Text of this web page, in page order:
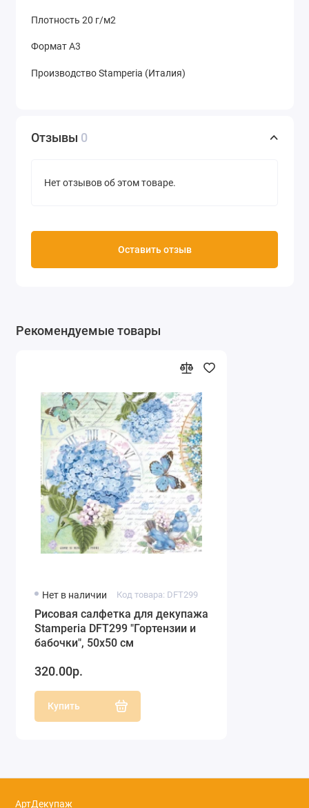
Плотность 20 г/м2
Формат А3
Производство Stamperia (Италия)
Отзывы 0
Нет отзывов об этом товаре.
Оставить отзыв
Рекомендуемые товары
Нет в наличии Код товара: DFT299
Рисовая салфетка для декупажа
Stamperia DFT299 "Гортензии и
бабочки", 50х50 см
320.00р.
Купить
АртДекупаж